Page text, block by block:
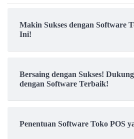
Makin Sukses dengan Software
Ini!
Bersaing dengan Sukses!
dengan Software Terbaik!
Penentuan Software Toko POS